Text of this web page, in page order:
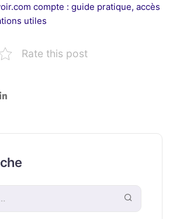
compte : guide pratique, accès
utiles
Rate this post